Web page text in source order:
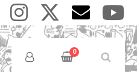
Users
Menu
0